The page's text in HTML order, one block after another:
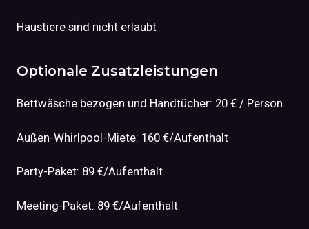
Haustiere sind nicht erlaubt
Optionale Zusatzleistungen
Bettwäsche bezogen und Handtücher: 20 € / Person
Außen-Whirlpool-Miete: 160 €/Aufenthalt
Party-Paket: 89 €/Aufenthalt
Meeting-Paket: 89 €/Aufenthalt